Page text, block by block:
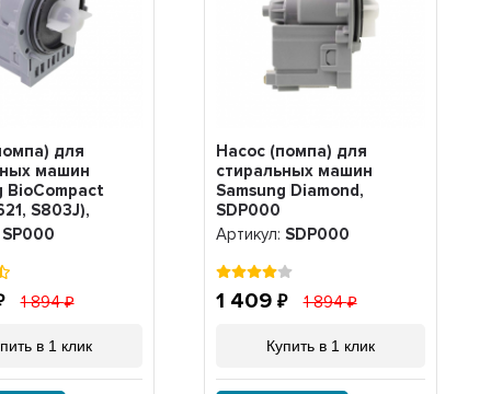
для
машин
BioCompact
S803J),
SР000
1 894
в 1 клик
Насос (помпа) для
стиральных машин
Samsung Diamond,
SDР000
Артикул: SDР000
1 409 1 894
Купить в 1 клик